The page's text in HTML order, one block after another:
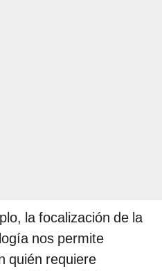
la focalización de la
nos permite
quién requiere